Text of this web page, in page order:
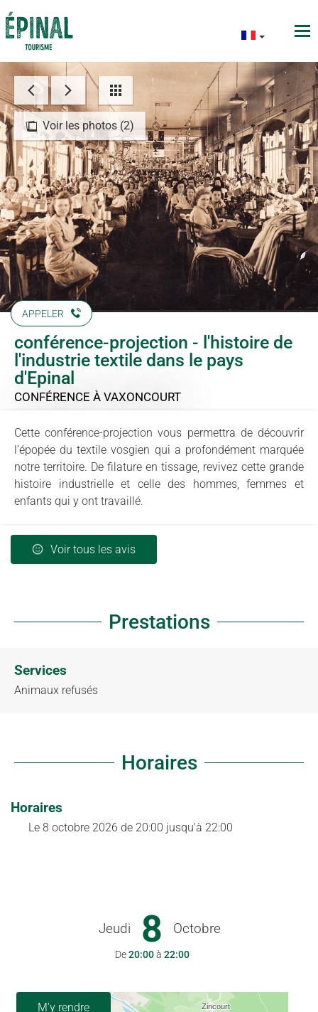
Voir les photos (2)
APPELER
conférence-projection - l'histoire de
l'industrie textile dans le pays
d'Epinal
CONFÉRENCE À VAXONCOURT
Cette conférence-projection vous permettra de découvrir
l’épopée du textile vosgien qui a profondément marquée
notre territoire. De filature en tissage, revivez cette grande
histoire industrielle et celle des hommes, femmes et
enfants qui y ont travaillé.
Voir tous les avis
Prestations
Services
Animaux refusés
Horaires
Horaires
Le 8 octobre 2026 de 20:00 jusqu'à 22:00
Jeudi 8 Octobre
De20:00à 22:00
M'y rendre